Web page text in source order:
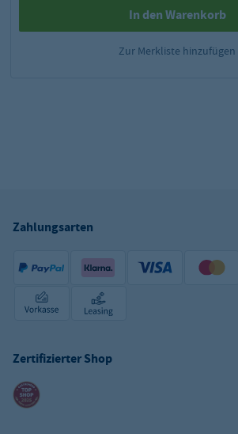
In den Warenkorb
Zur Merkliste hinzufügen
Zahlungsarten
Zertifizierter Shop